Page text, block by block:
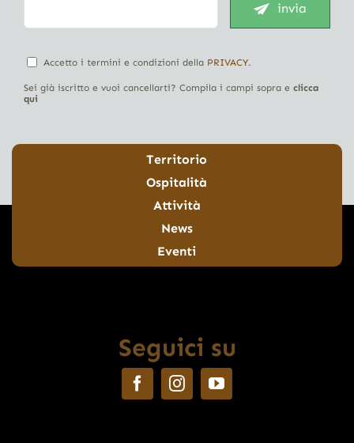
invia
Accetto i termini e condizioni della PRIVACY.
Sei già iscritto e vuoi cancellarti? Compila i campi sopra e clicca
qui
Territorio
Ospitalità
Attività
News
Eventi
Seguici su